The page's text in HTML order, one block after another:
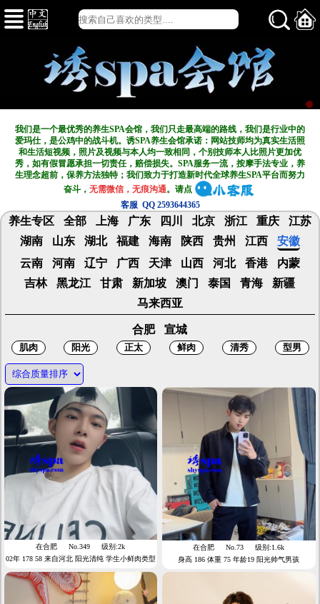
我们是一个最优秀的养生SPA会馆，我们只走最高端的路线，我们是行业中的
爱玛仕，是公鸡中的战斗机。诱SPA养生会馆承诺：网站技师均为真实生活照
和生活短视频，照片及视频与本人均一致相同，个别技师本人比照片更加优
秀，如有假冒愿承担一切责任，赔偿损失。SPA服务一流，按摩手法专业，养
生理念超前，保养方法独特；我们致力于打造新时代全球养生SPA平台而努力
奋斗，无需微信，无痕沟通。请点
客服 QQ 2593644365
养生专区 全部 上海 广东 四川 北京 浙江 重庆
江苏
湖南
山东 湖北 福建 海南 陕西 贵州 江西
安徽
云南
河南 辽宁 广西 天津 山西 河北 香港
内蒙
吉林
黑龙江 甘肃 新加坡 澳门 泰国 青海
新疆
马来西亚
合肥 宣城
在合肥 No.349
级别:2k
02年 178 58 来自河北 阳光清纯 学生小鲜肉类型
在合肥 No.73
级别:1.6k
身高 186 体重 75 年龄19 阳光帅气男孩